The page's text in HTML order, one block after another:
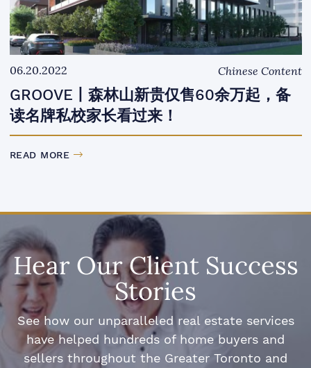
06.20.2022 Chinese Content
GROOVE丨森林山新贵仅售60余万起，备
读名牌私校家长看过来！
READ MORE
Hear Our Client Success
Stories
See how our unparalleled real estate services
have helped hundreds of home buyers and
sellers throughout the Greater Toronto and